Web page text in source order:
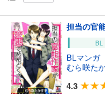
担当の官
BL
BLマンガ
むら咲た
4.3